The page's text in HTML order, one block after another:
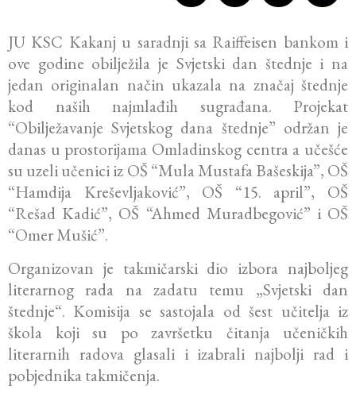
JU KSC Kakanj u saradnji sa Raiffeisen bankom i
ove godine obilježila je Svjetski dan štednje i na
jedan originalan način ukazala na značaj štednje
kod naših najmlađih sugrađana. Projekat
“Obilježavanje Svjetskog dana štednje” održan je
danas u prostorijama Omladinskog centra a učešće
su uzeli učenici iz OŠ “Mula Mustafa Bašeskija”, OŠ
“Hamdija Kreševljaković”, OŠ “15. april”, OŠ
“Rešad Kadić”, OŠ “Ahmed Muradbegović” i OŠ
“Omer Mušić”.
Organizovan je takmičarski dio izbora najboljeg
literarnog rada na zadatu temu „Svjetski dan
štednje“. Komisija se sastojala od šest učitelja iz
škola koji su po završetku čitanja učeničkih
literarnih radova glasali i izabrali najbolji rad i
pobjednika takmičenja.